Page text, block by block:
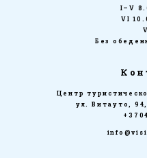
I–V
VI
Без
Центр
ул. Витауто,